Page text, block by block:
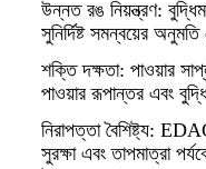
উন্নত রঙ নিয়ন্ত্রণ:
সুনির্দিষ্ট সমন্বয়ের
শক্তি দক্ষতা: পাওয়ার
পাওয়ার রূপান্তর এবং
নিরাপত্তা বৈশিষ্ট্য:
সুরক্ষা এবং তাপমাত্রা